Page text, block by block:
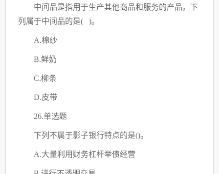
中间品是指用于生产其他商品和服务的产品。下
列属于中间品的是( )。
A.棉纱
B.鲜奶
C.柳条
D.皮带
26.单选题
下列不属于影子银行特点的是()。
A.大量利用财务杠杆举债经营